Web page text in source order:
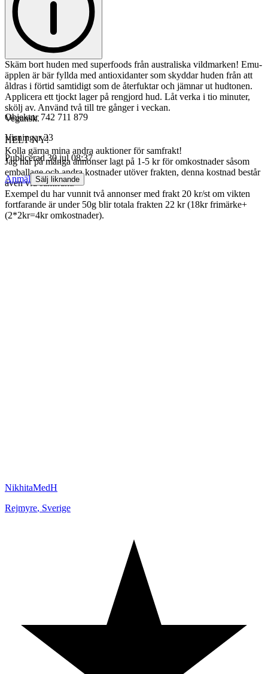
Skäm bort huden med superfoods från australiska vildmarken! Emu-
äpplen är bär fyllda med antioxidanter som skyddar huden från att
åldras i förtid samtidigt som de återfuktar och jämnar ut hudtonen.
Applicera ett tjockt lager på rengjord hud. Låt verka i tio minuter,
skölj av. Använd två till tre gånger i veckan.
Vegansk.
HELT NY!
Kolla gärna mina andra auktioner för samfrakt!
Jag har på många annonser lagt på 1-5 kr för omkostnader såsom
emballage och andra kostnader utöver frakten, denna kostnad består
även vid samfrakt.
Exempel du har vunnit två annonser med frakt 20 kr/st om vikten
fortfarande är under 50g blir totala frakten 22 kr (18kr frimärke+
(2*2kr=4kr omkostnader).
Objektnr 742 711 879
Visningar 23
Publicerad 30 jul 08:37
Anmäl Sälj liknande
NikhitaMedH
Rejmyre, Sverige